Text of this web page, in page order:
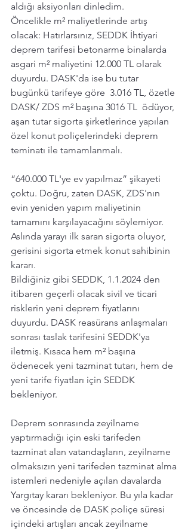
aldığı aksiyonları dinledim.
Öncelikle m² maliyetlerinde artış
olacak: Hatırlarsınız, SEDDK İhtiyari
deprem tarifesi betonarme binalarda
asgari m² maliyetini 12.000 TL olarak
duyurdu. DASK'da ise bu tutar
bugünkü tarifeye göre  3.016 TL, özetle
DASK/ ZDS m² başına 3016 TL  ödüyor,
aşan tutar sigorta şirketlerince yapılan
özel konut poliçelerindeki deprem
teminatı ile tamamlanmalı.
“640.000 TL'ye ev yapılmaz” şikayeti
çoktu. Doğru, zaten DASK, ZDS'nın
evin yeniden yapım maliyetinin
tamamını karşılayacağını söylemiyor.
Aslında yarayı ilk saran sigorta oluyor,
gerisini sigorta etmek konut sahibinin
kararı.
Bildiğiniz gibi SEDDK, 1.1.2024 den
itibaren geçerli olacak sivil ve ticari
risklerin yeni deprem fiyatlarını
duyurdu. DASK reasürans anlaşmaları
sonrası taslak tarifesini SEDDK'ya
iletmiş. Kısaca hem m² başına
ödenecek yeni tazminat tutarı, hem de
yeni tarife fiyatları için SEDDK
bekleniyor.
Deprem sonrasında zeyilname
yaptırmadığı için eski tarifeden
tazminat alan vatandaşların, zeyilname
olmaksızın yeni tarifeden tazminat alma
istemleri nedeniyle açılan davalarda
Yargıtay kararı bekleniyor. Bu yıla kadar
ve öncesinde de DASK poliçe süresi
içindeki artışları ancak zeyilname